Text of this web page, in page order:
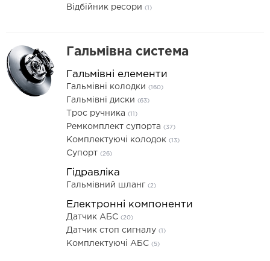
Відбійник ресори (1)
Гальмівна система
Гальмівні елементи
Гальмівні колодки (160)
Гальмівні диски (63)
Трос ручника (11)
Ремкомплект супорта (37)
Комплектуючі колодок (13)
Супорт (26)
Гідравліка
Гальмівний шланг (2)
Електронні компоненти
Датчик АБС (20)
Датчик стоп сигналу (1)
Комплектуючі АБС (5)